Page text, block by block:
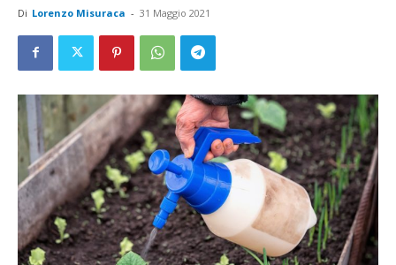
Di Lorenzo Misuraca - 31 Maggio 2021